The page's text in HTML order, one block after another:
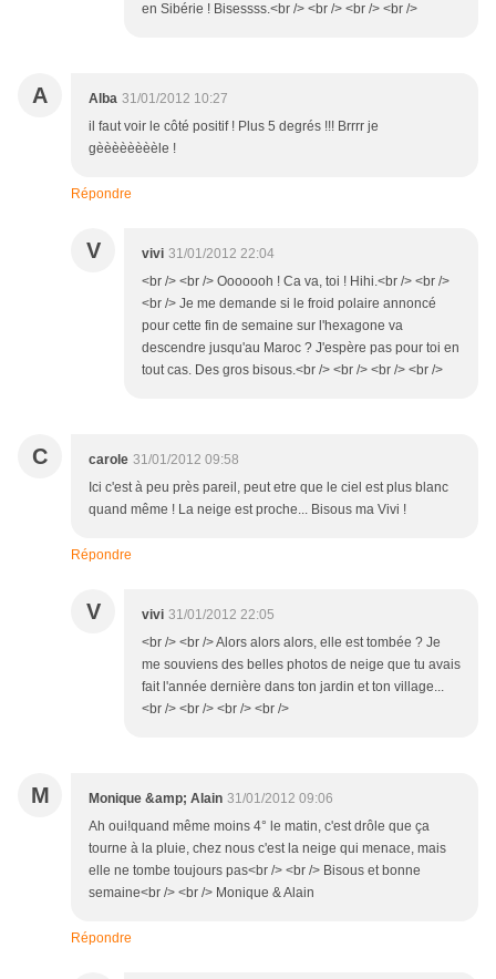
en Sibérie ! Bisessss.<br /> <br /> <br /> <br />
A Alba 31/01/2012 10:27
il faut voir le côté positif ! Plus 5 degrés !!! Brrrr je
gèèèèèèèèle !
Répondre
V vivi 31/01/2012 22:04
<br /> <br /> Ooooooh ! Ca va, toi ! Hihi.<br /> <br />
<br /> Je me demande si le froid polaire annoncé
pour cette fin de semaine sur l'hexagone va
descendre jusqu'au Maroc ? J'espère pas pour toi en
tout cas. Des gros bisous.<br /> <br /> <br /> <br />
C carole 31/01/2012 09:58
Ici c'est à peu près pareil, peut etre que le ciel est plus blanc
quand même ! La neige est proche... Bisous ma Vivi !
Répondre
V vivi 31/01/2012 22:05
<br /> <br /> Alors alors alors, elle est tombée ? Je
me souviens des belles photos de neige que tu avais
fait l'année dernière dans ton jardin et ton village...
<br /> <br /> <br /> <br />
M Monique &amp; Alain 31/01/2012 09:06
Ah oui!quand même moins 4° le matin, c'est drôle que ça
tourne à la pluie, chez nous c'est la neige qui menace, mais
elle ne tombe toujours pas<br /> <br /> Bisous et bonne
semaine<br /> <br /> Monique & Alain
Répondre